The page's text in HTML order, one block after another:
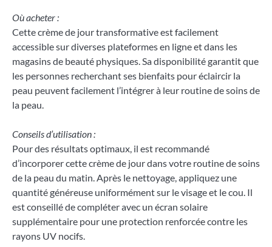
Où acheter :
Cette crème de jour transformative est facilement
accessible sur diverses plateformes en ligne et dans les
magasins de beauté physiques. Sa disponibilité garantit que
les personnes recherchant ses bienfaits pour éclaircir la
peau peuvent facilement l’intégrer à leur routine de soins de
la peau.
Conseils d’utilisation :
Pour des résultats optimaux, il est recommandé
d’incorporer cette crème de jour dans votre routine de soins
de la peau du matin. Après le nettoyage, appliquez une
quantité généreuse uniformément sur le visage et le cou. Il
est conseillé de compléter avec un écran solaire
supplémentaire pour une protection renforcée contre les
rayons UV nocifs.